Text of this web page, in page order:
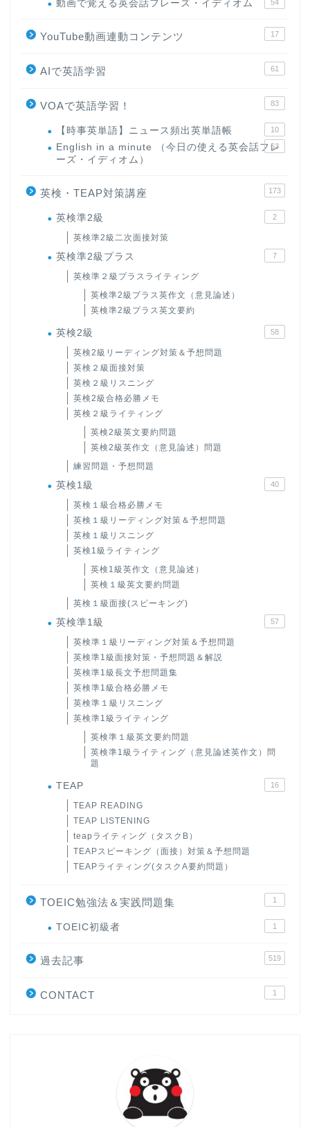
動画で覚える英会話フレーズ・イディオム 54
YouTube動画連動コンテンツ 17
AIで英語学習 61
VOAで英語学習！ 83
【時事英単語】ニュース頻出英単語帳 10
English in a minute （今日の使える英会話フレ
ーズ・イディオム）
63
英検・TEAP対策講座 173
英検準2級 2
英検準2級二次面接対策
英検準2級プラス 7
英検準２級プラスライティング
英検準2級プラス英作文（意見論述）
英検準2級プラス英文要約
英検2級 58
英検2級リーディング対策＆予想問題
英検２級面接対策
英検２級リスニング
英検2級合格必勝メモ
英検２級ライティング
英検2級英文要約問題
英検2級英作文（意見論述）問題
練習問題・予想問題
英検1級 40
英検１級合格必勝メモ
英検１級リーディング対策＆予想問題
英検１級リスニング
英検1級ライティング
英検1級英作文（意見論述）
英検１級英文要約問題
英検１級面接(スピーキング)
英検準1級 57
英検準１級リーディング対策＆予想問題
英検準1級面接対策・予想問題＆解説
英検準1級長文予想問題集
英検準1級合格必勝メモ
英検準１級リスニング
英検準1級ライティング
英検準１級英文要約問題
英検準1級ライティング（意見論述英作文）問
題
TEAP 16
TEAP READING
TEAP LISTENING
teapライティング（タスクB）
TEAPスピーキング（面接）対策＆予想問題
TEAPライティング(タスクA要約問題）
TOEIC勉強法＆実践問題集 1
TOEIC初級者 1
過去記事 519
CONTACT 1
大学入試英語対策講座
英語名言・格言・カッコい
い英語＆素敵な英文フレー